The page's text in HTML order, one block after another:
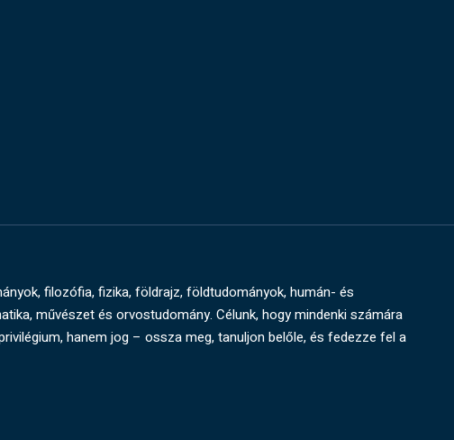
filozófia, fizika, földrajz, földtudományok, humán- és
művészet és orvostudomány. Célunk, hogy mindenki számára
hanem jog – ossza meg, tanuljon belőle, és fedezze fel a